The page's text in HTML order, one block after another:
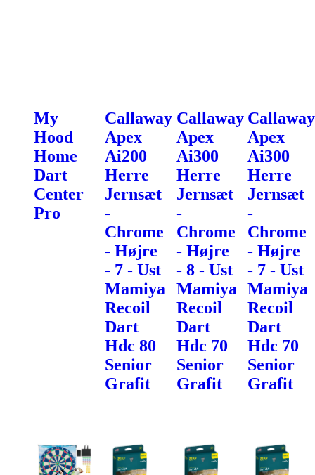
My
Hood
Home
Dart
Center
Pro
Callaway
Apex
Ai200
Herre
Jernsæt
-
Chrome
- Højre
- 7 - Ust
Mamiya
Recoil
Dart
Hdc 80
Senior
Grafit
Callaway
Apex
Ai300
Herre
Jernsæt
-
Chrome
- Højre
- 8 - Ust
Mamiya
Recoil
Dart
Hdc 70
Senior
Grafit
Callaway
Apex
Ai300
Herre
Jernsæt
-
Chrome
- Højre
- 7 - Ust
Mamiya
Recoil
Dart
Hdc 70
Senior
Grafit